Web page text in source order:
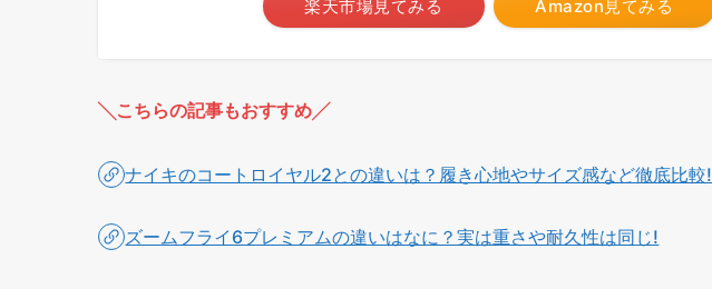
Amazon見てみる
楽天市場見てみる
╲こちらの記事もおすすめ╱
ナイキのコートロイヤル2との違いは？履き心地やサイズ感など徹底比較!
ズームフライ6プレミアムの違いはなに？実は重さや耐久性は同じ!